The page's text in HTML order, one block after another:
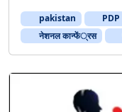
pakistan PDP
नेशनल कान्फें्रस